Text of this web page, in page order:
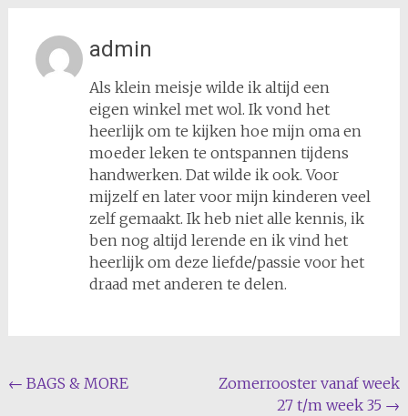
admin
Als klein meisje wilde ik altijd een
eigen winkel met wol. Ik vond het
heerlijk om te kijken hoe mijn oma en
moeder leken te ontspannen tijdens
handwerken. Dat wilde ik ook. Voor
mijzelf en later voor mijn kinderen veel
zelf gemaakt. Ik heb niet alle kennis, ik
ben nog altijd lerende en ik vind het
heerlijk om deze liefde/passie voor het
draad met anderen te delen.
Bericht
← BAGS & MORE
Zomerrooster vanaf week
27 t/m week 35 →